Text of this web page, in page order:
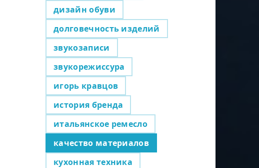
дизайн обуви
долговечность изделий
звукозаписи
звукорежиссура
игорь кравцов
история бренда
итальянское ремесло
качество материалов
кухонная техника